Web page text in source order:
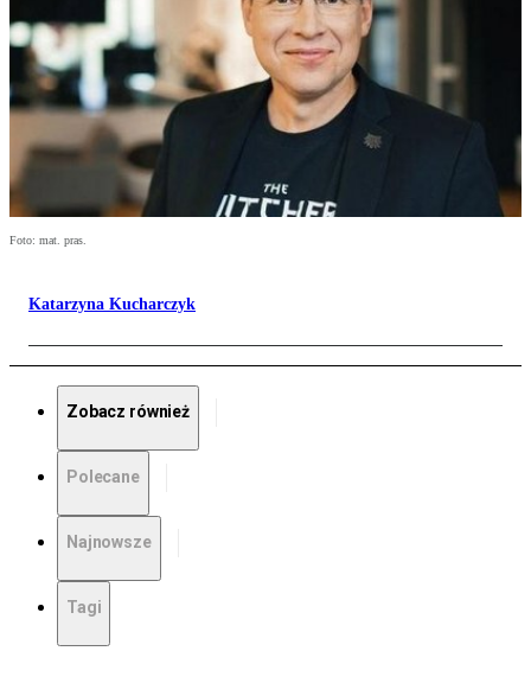
Foto: mat. pras.
Katarzyna Kucharczyk
Zobacz również
Polecane
Najnowsze
Tagi